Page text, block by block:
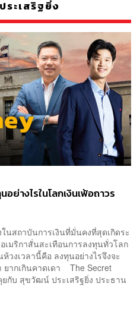
ะเสริฐยิ่ง
ย่างไรในโลกเงินเฟ้อถาวร
นสถาบันการเงินที่มั่นคงที่สุดเกิดระ
มริกาสั่นสะเทือนการลงทุนทั่วโลก
วงเวลานี้คือ ลงทุนอย่างไรจึงจะ
ากเกินคาดเดา The Secret
กับ สุขวัฒน์ ประเสริฐยิ่ง ประธาน